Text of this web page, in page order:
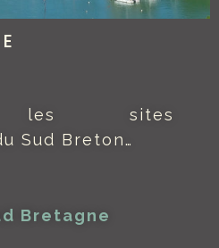
les sites
Sud Breton…
Bretagne